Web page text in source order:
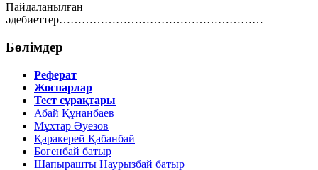
Пайдаланылған
әдебиеттер………………………………………………
Бөлімдер
Реферат
Жоспарлар
Тест сұрақтары
Абай Құнанбаев
Мұхтар Әуезов
Қаракерей Қабанбай
Бөгенбай батыр
Шапырашты Наурызбай батыр